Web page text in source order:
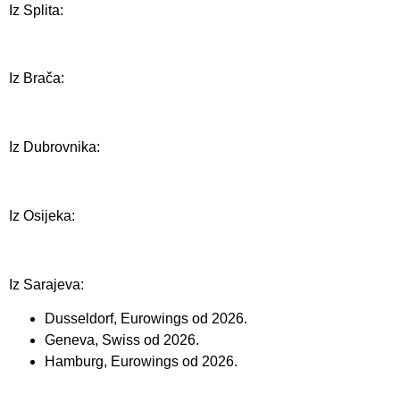
Iz Splita:
Iz Brača:
Iz Dubrovnika:
Iz Osijeka:
Iz Sarajeva:
Dusseldorf, Eurowings od 2026.
Geneva, Swiss od 2026.
Hamburg, Eurowings od 2026.